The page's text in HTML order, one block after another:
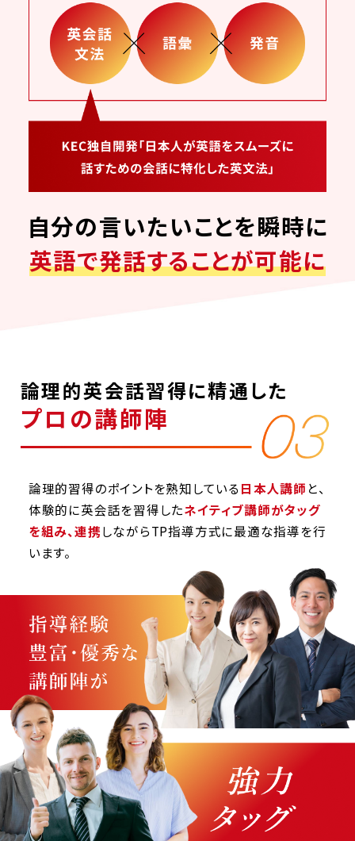
自分の言いたいことを瞬時に
英語で発話することが可能に
論理的英会話習得に精通した
プロの講師陣
論理的習得のポイントを熟知している日本人講師 と、
体験的に英会話を習得したネイティブ講師がタッグ
を組み、連携しながらTP指導方式に最適な指導を行
います。